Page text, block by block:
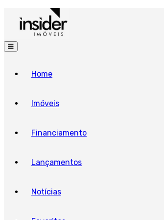
Home
Imóveis
Financiamento
Lançamentos
Notícias